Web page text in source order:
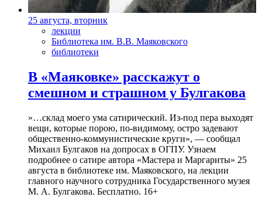
25 августа, вторник
лекции
Библиотека им. В.В. Маяковского
библиотеки
В «Маяковке» расскажут о
смешном и страшном у Булгакова
»…склад моего ума сатирический. Из-под пера выходят
вещи, которые порою, по-видимому, остро задевают
общественно-коммунистические круги», — сообщал
Михаил Булгаков на допросах в ОГПУ. Узнаем
подробнее о сатире автора «Мастера и Маргариты» 25
августа в библиотеке им. Маяковского, на лекции
главного научного сотрудника Государственного музея
М. А. Булгакова. Бесплатно. 16+